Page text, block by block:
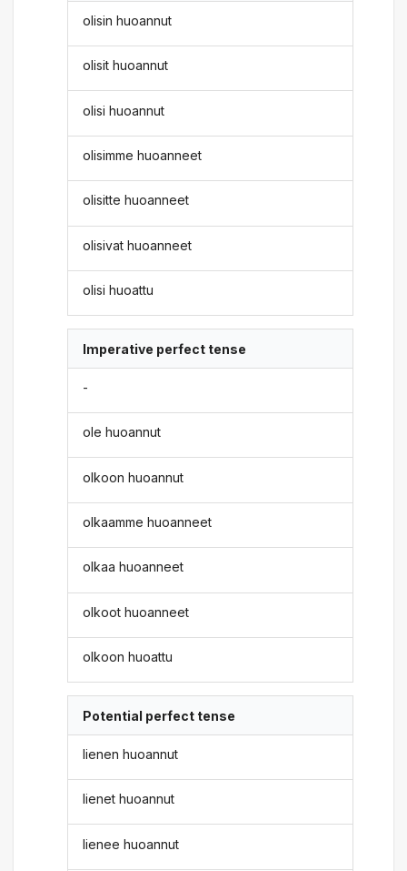
olisin huoannut
olisit huoannut
olisi huoannut
olisimme huoanneet
olisitte huoanneet
olisivat huoanneet
olisi huoattu
Imperative perfect tense
-
ole huoannut
olkoon huoannut
olkaamme huoanneet
olkaa huoanneet
olkoot huoanneet
olkoon huoattu
Potential perfect tense
lienen huoannut
lienet huoannut
lienee huoannut